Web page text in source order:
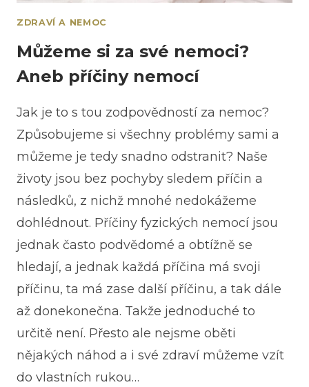
ZDRAVÍ A NEMOC
Můžeme si za své nemoci?
Aneb příčiny nemocí
Jak je to s tou zodpovědností za nemoc?
Způsobujeme si všechny problémy sami a
můžeme je tedy snadno odstranit? Naše
životy jsou bez pochyby sledem příčin a
následků, z nichž mnohé nedokážeme
dohlédnout. Příčiny fyzických nemocí jsou
jednak často podvědomé a obtížně se
hledají, a jednak každá příčina má svoji
příčinu, ta má zase další příčinu, a tak dále
až donekonečna. Takže jednoduché to
určitě není. Přesto ale nejsme oběti
nějakých náhod a i své zdraví můžeme vzít
do vlastních rukou…